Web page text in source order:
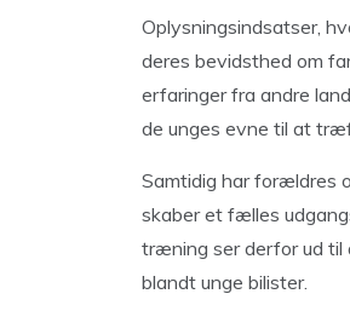
Oplysningsindsatser,
deres bevidsthed om
erfaringer fra andre
de unges evne til at
Samtidig har forældres
skaber et fælles
træning ser derfor ud
blandt unge bilister.